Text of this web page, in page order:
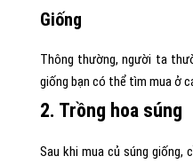
Giống
Thông thường, người ta
giống bạn có thể tìm mua ở
2. Trồng hoa súng
Sau khi mua củ súng giống,